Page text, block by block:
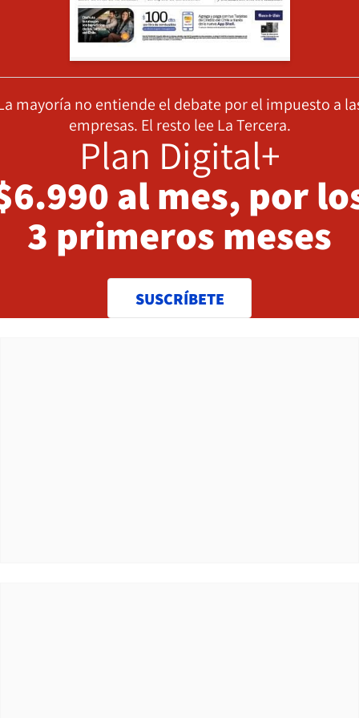
mayoría no entiende el debate por el impuesto a
empresas. El resto lee La Tercera.
Plan Digital+
al mes, por
3 primeros meses
SUSCRÍBETE